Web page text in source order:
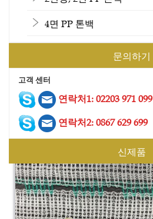
4면 PP 톤백
문의하기
고객 센터
연락처1: 02203 971 099
연락처2: 0867 629 699
신제품